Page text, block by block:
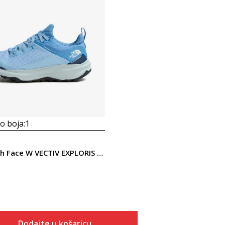
boja:1
The North Face W VECTIV EXPLORIS 2 FUTURELIGHT